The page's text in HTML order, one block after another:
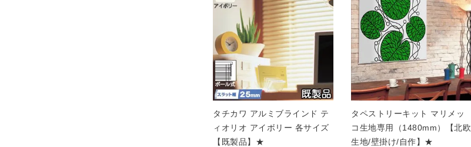
タチカワ アルミブラインド テ
ィオリオ アイボリー 各サイズ
【既製品】★
タペストリーキット マリメッ
コ生地専用（1480mm）【北欧
生地/壁掛け/自作】★